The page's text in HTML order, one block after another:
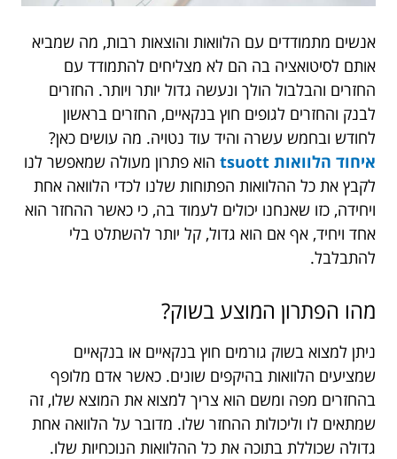
אנשים מתמודדים עם הלוואות והוצאות רבות, מה שמביא
אותם לסיטואציה בה הם לא מצליחים להתמודד עם
החזרים והבלבול הולך ונעשה גדול יותר ויותר. החזרים
לבנק והחזרים לגופים חוץ בנקאיים, החזרים בראשון
לחודש ובחמש עשרה והיד עוד נטויה. מה עושים כאן?
איחוד הלוואות tsuott
הוא פתרון מעולה שמאפשר לנו
לקבץ את כל ההלוואות הפתוחות שלנו לכדי הלוואה אחת
ויחידה, כזו שאנחנו יכולים לעמוד בה, כי כאשר ההחזר הוא
אחד ויחיד, אף אם הוא גדול, קל יותר להשתלט בלי
להתבלבל.
מהו הפתרון המוצע בשוק?
ניתן למצוא בשוק גורמים חוץ בנקאיים או בנקאיים
שמציעים הלוואות בהיקפים שונים. כאשר אדם מלופף
בהחזרים מפה ומשם הוא צריך למצוא את המוצא שלו, זה
שמתאים לו וליכולות ההחזר שלו. מדובר על הלוואה אחת
גדולה שכוללת בתוכה את כל ההלוואות הנוכחיות שלו.